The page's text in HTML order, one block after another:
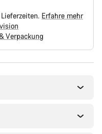
Erfahre mehr
Verpackung